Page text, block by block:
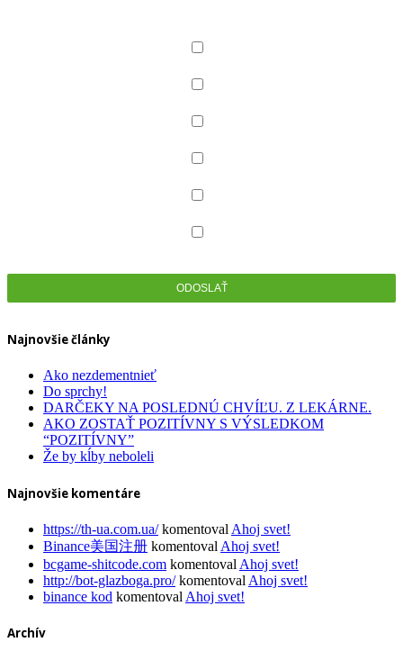
Najnovšie články
Ako nezdementnieť
Do sprchy!
DARČEKY NA POSLEDNÚ CHVÍĽU. Z LEKÁRNE.
AKO ZOSTAŤ POZITÍVNY S VÝSLEDKOM
“POZITÍVNY”
Že by kĺby neboleli
Najnovšie komentáre
https://th-ua.com.ua/komentoval Ahoj svet!
Binance美国注册 komentoval Ahoj svet!
bcgame-shitcode.com komentoval Ahoj svet!
http://bot-glazboga.pro/komentoval Ahoj svet!
binance kod komentoval Ahoj svet!
Archív